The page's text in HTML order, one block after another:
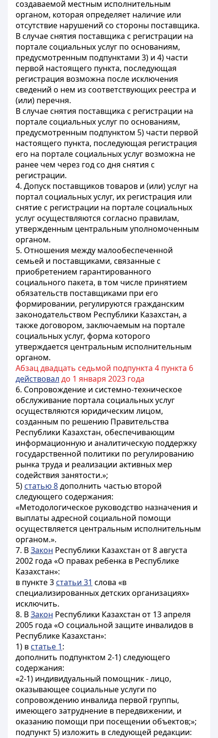
создаваемой местным исполнительным
органом, которая определяет наличие или
отсутствие нарушений со стороны поставщика.
В случае снятия поставщика с регистрации на
портале социальных услуг по основаниям,
предусмотренным подпунктами 3) и 4) части
первой настоящего пункта, последующая
регистрация возможна после исключения
сведений о нем из соответствующих реестра и
(или) перечня.
В случае снятия поставщика с регистрации на
портале социальных услуг по основаниям,
предусмотренным подпунктом 5) части первой
настоящего пункта, последующая регистрация
его на портале социальных услуг возможна не
ранее чем через год со дня снятия с
регистрации.
4. Допуск поставщиков товаров и (или) услуг на
портал социальных услуг, их регистрация или
снятие с регистрации на портале социальных
услуг осуществляются согласно правилам,
утвержденным центральным уполномоченным
органом.
5. Отношения между малообеспеченной
семьей и поставщиками, связанные с
приобретением гарантированного
социального пакета, в том числе принятием
обязательств поставщиками при его
формировании, регулируются гражданским
законодательством Республики Казахстан, а
также договором, заключаемым на портале
социальных услуг, форма которого
утверждается центральным исполнительным
органом.
Абзац двадцать седьмой подпункта 4 пункта 6
действовал до 1 января 2023 года
6. Сопровождение и системно-техническое
обслуживание портала социальных услуг
осуществляются юридическим лицом,
созданным по решению Правительства
Республики Казахстан, обеспечивающим
информационную и аналитическую поддержку
государственной политики по регулированию
рынка труда и реализации активных мер
содействия занятости.»;
5) статью 8дополнить частью второй
следующего содержания:
«Методологическое руководство назначения и
выплаты адресной социальной помощи
осуществляется центральным исполнительным
органом.».
7. ВЗакон Республики Казахстан от 8 августа
2002 года «О правах ребенка в Республике
Казахстан»:
в пункте 3 статьи 31 слова «в
специализированных детских организациях»
исключить.
8. ВЗакон Республики Казахстан от 13 апреля
2005 года «О социальной защите инвалидов в
Республике Казахстан»:
1) в статье 1:
дополнить подпунктом 2-1) следующего
содержания:
«2-1) индивидуальный помощник - лицо,
оказывающее социальные услуги по
сопровождению инвалида первой группы,
имеющего затруднение в передвижении, и
оказанию помощи при посещении объектов;»;
подпункт 5) изложить в следующей редакции: